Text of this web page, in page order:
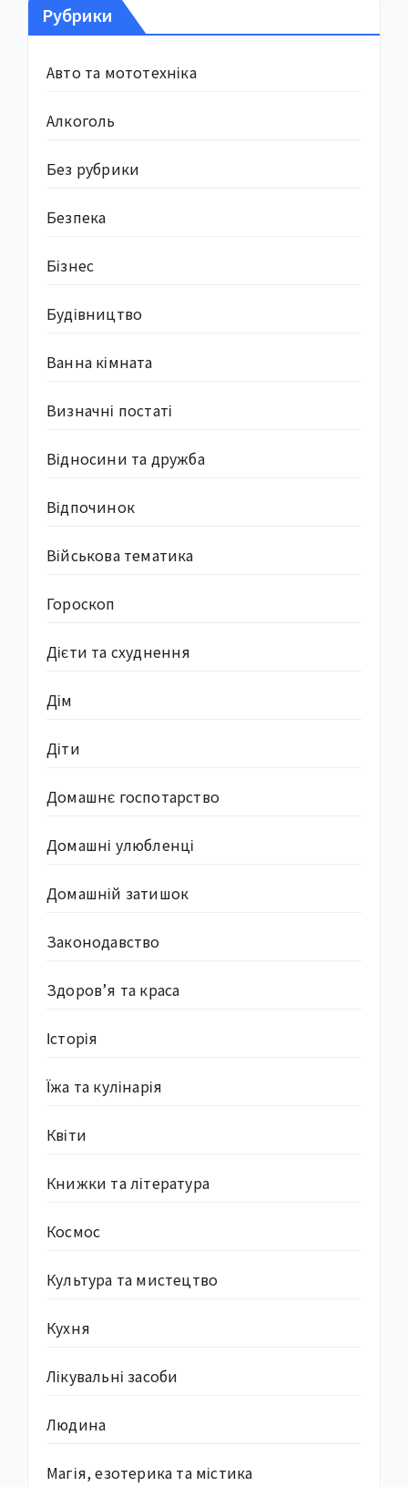
Рубрики
Авто та мототехніка
Алкоголь
Без рубрики
Безпека
Бізнес
Будівництво
Ванна кімната
Визначні постаті
Відносини та дружба
Відпочинок
Військова тематика
Гороскоп
Дієти та схуднення
Дім
Діти
Домашнє госпотарство
Домашні улюбленці
Домашній затишок
Законодавство
Здоров’я та краса
Історія
Їжа та кулінарія
Квіти
Книжки та література
Космос
Культура та мистецтво
Кухня
Лікувальні засоби
Людина
Магія, езотерика та містика